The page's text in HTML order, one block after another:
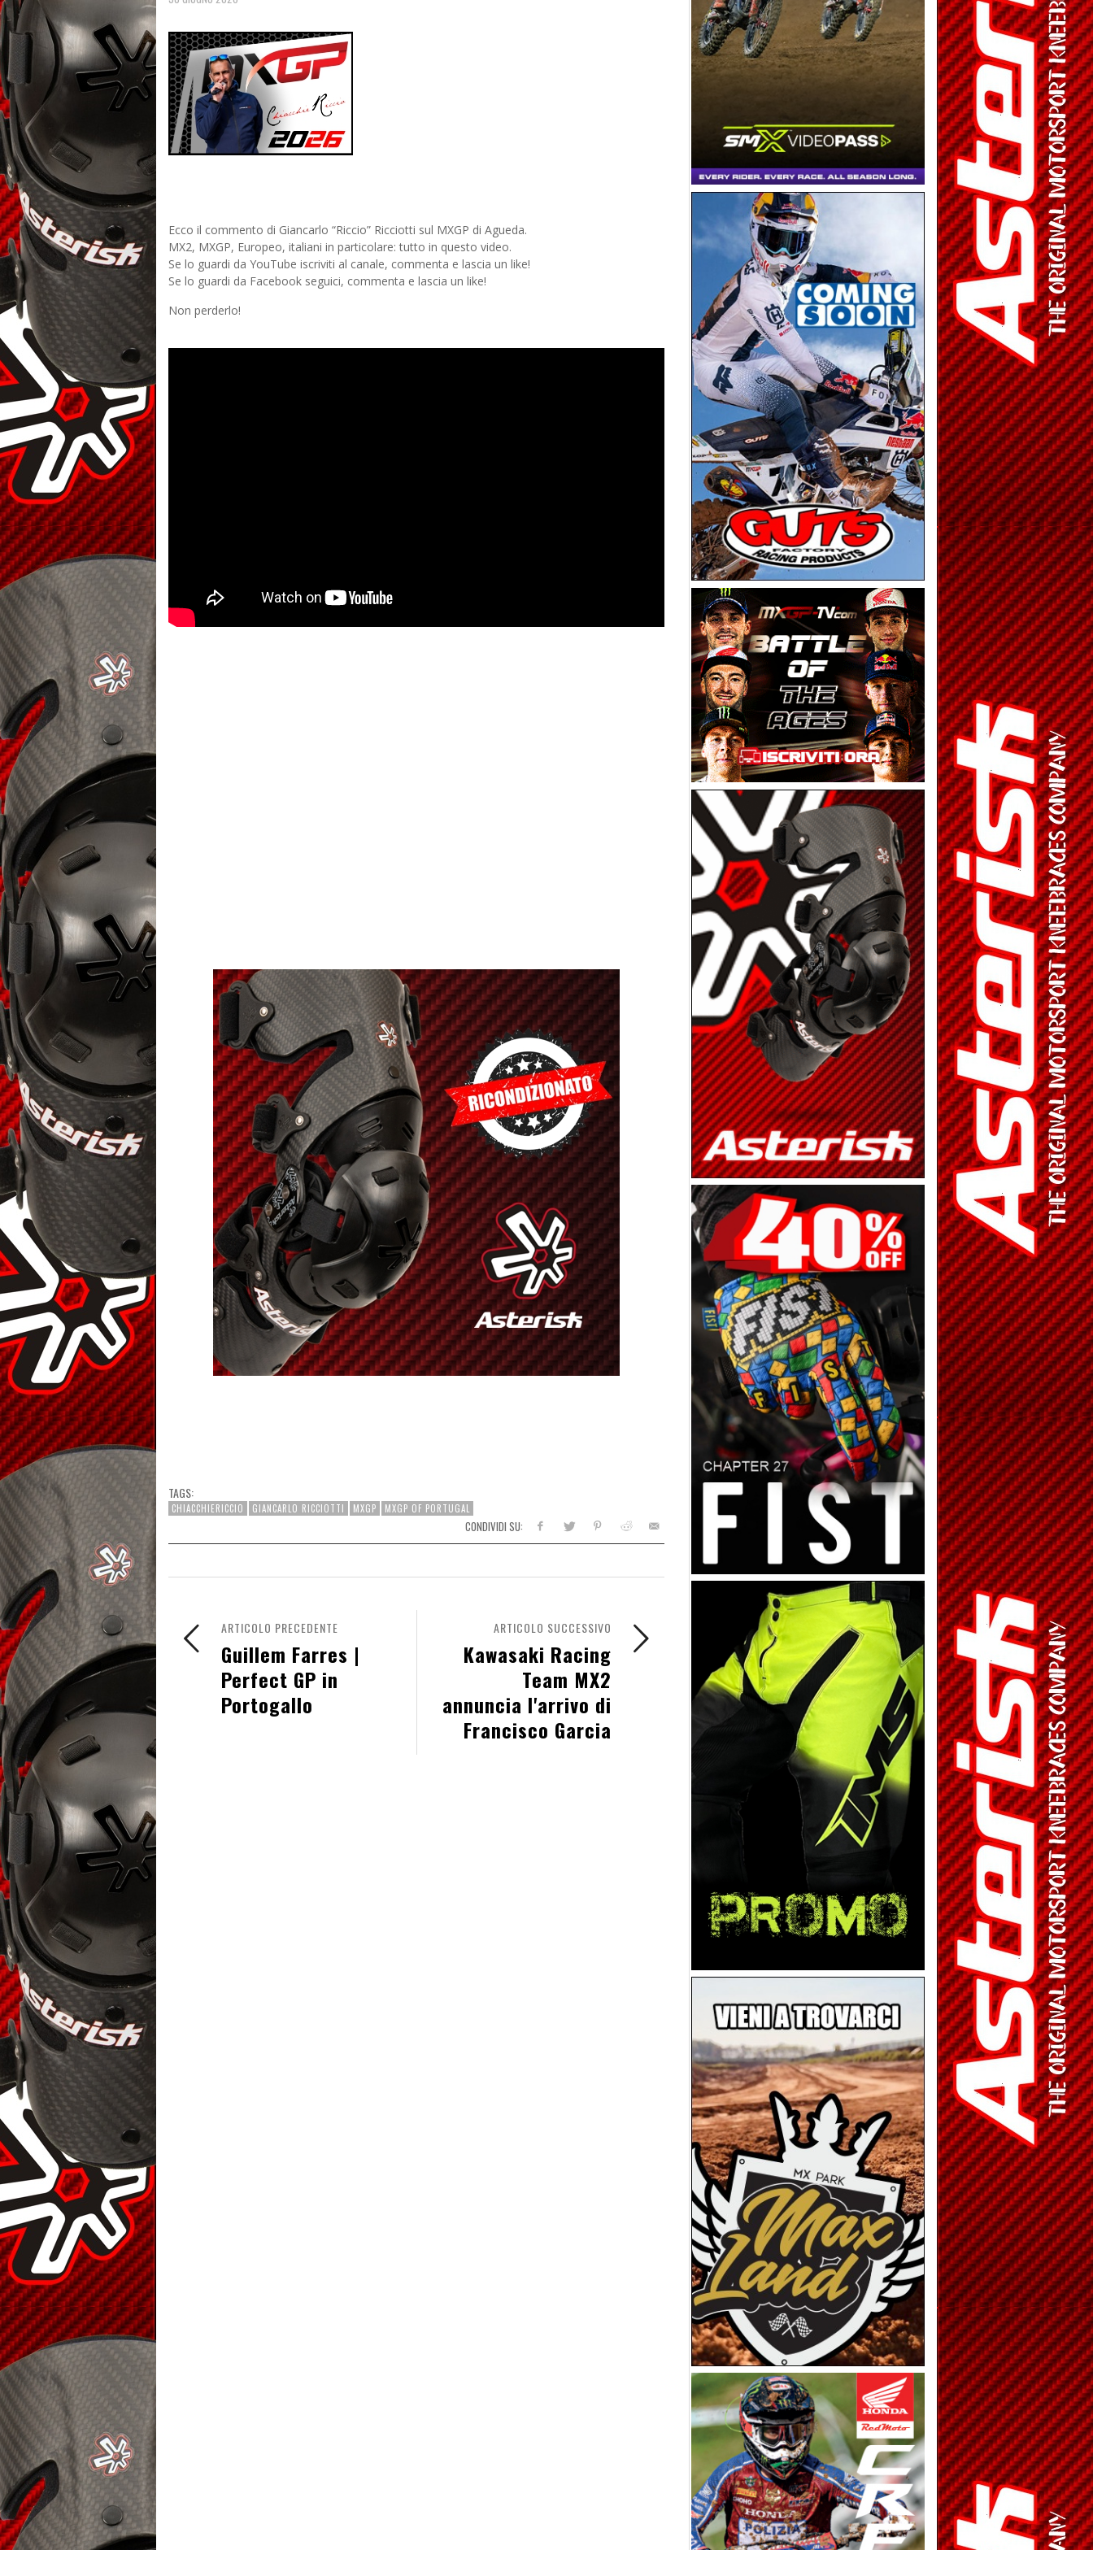
Ecco il commento di Giancarlo “Riccio” Ricciotti sul MXGP di Agueda.
MX2, MXGP, Europeo, italiani in particolare: tutto in questo video.
Se lo guardi da YouTube iscriviti al canale, commenta e lascia un like!
Se lo guardi da Facebook seguici, commenta e lascia un like!
Non perderlo!
TAGS:
CHIACCHIERICCIO GIANCARLO RICCIOTTI MXGP MXGP OF PORTUGAL
CONDIVIDI SU:
ARTICOLO SUCCESSIVO
Kawasaki Racing
Team MX2
annuncia l'arrivo di
Francisco Garcia
ARTICOLO PRECEDENTE
Guillem Farres |
Perfect GP in
Portogallo